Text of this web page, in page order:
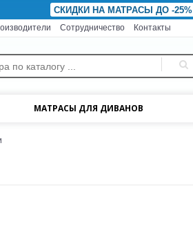
СКИДКИ НА МАТРАСЫ ДО -25%
Сотрудничество Контакты
МАТРАСЫ ДЛЯ ДИВАНОВ